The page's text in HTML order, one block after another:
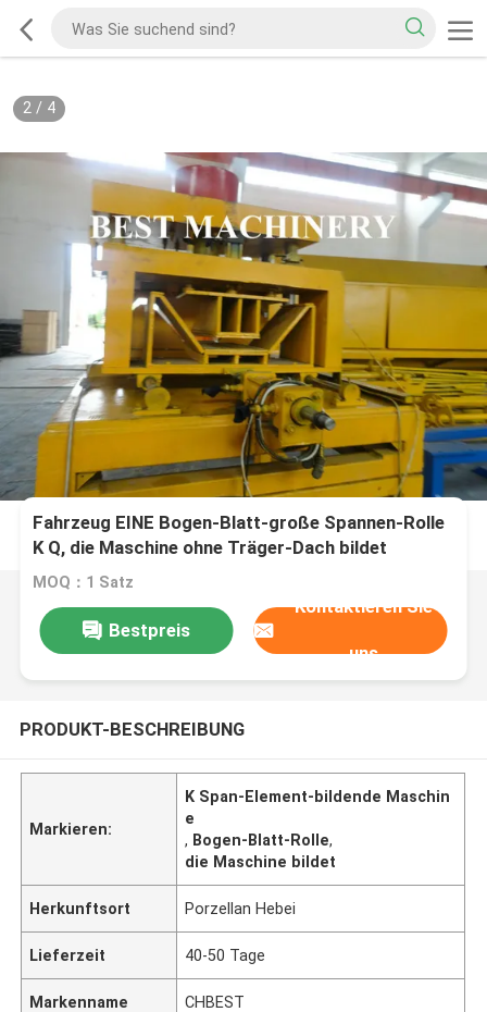
2/ 4
Fahrzeug EINE Bogen-Blatt-große Spannen-Rolle
K Q, die Maschine ohne Träger-Dach bildet
MOQ：1 Satz
Bestpreis
Kontaktieren Sie
uns
PRODUKT-BESCHREIBUNG
Markieren:
K Span-Element-bildende Maschin
e
, Bogen-Blatt-Rolle,
die Maschine bildet
Herkunftsort Porzellan Hebei
Lieferzeit 40-50 Tage
Markenname CHBEST